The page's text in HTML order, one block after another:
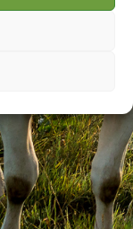
nächst